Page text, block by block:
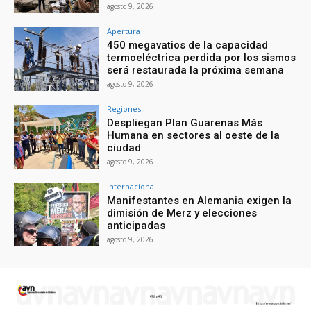
agosto 9, 2026
Apertura
450 megavatios de la capacidad
termoeléctrica perdida por los sismos
será restaurada la próxima semana
agosto 9, 2026
Regiones
Despliegan Plan Guarenas Más
Humana en sectores al oeste de la
ciudad
agosto 9, 2026
Internacional
Manifestantes en Alemania exigen la
dimisión de Merz y elecciones
anticipadas
agosto 9, 2026